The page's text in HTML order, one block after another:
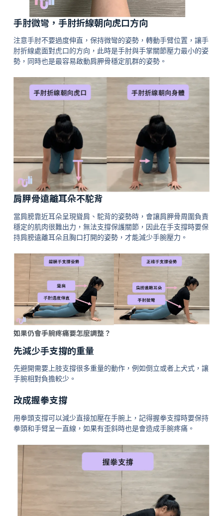
手肘微彎，手肘折線朝向虎口方向
注意手肘不要過度伸直，保持微彎的姿勢，轉動手臂位置，讓手
肘折線處面對虎口的方向，此時是手肘與手掌關節壓力最小的姿
勢，同時也是最容易啟動肩胛骨穩定肌群的姿勢。
肩胛骨遠離耳朵不駝背
當肩膀靠近耳朵呈現聳肩、駝背的姿勢時，會讓肩胛骨周圍負責
穩定的肌肉很難出力，無法支撐保護關節，因此在手支撐時要保
持肩膀遠離耳朵且胸口打開的姿勢，才能減少手腕壓力。
如果仍會手腕疼痛要怎麼調整？
先減少手支撐的重量
先避開需要上肢支撐很多重量的動作，例如倒立或者上犬式，讓
手腕相對負擔較少。
改成握拳支撐
用拳頭支撐可以減少直接加壓在手腕上，記得握拳支撐時要保持
拳頭和手臂呈一直線，如果有歪斜時也是會造成手腕疼痛。